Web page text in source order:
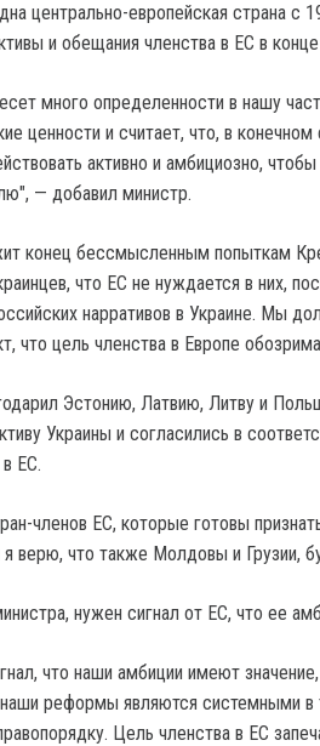
центрально-европейская страна с
и обещания членства в ЕС в
много определенности в нашу
ценности и считает, что, в
активно и амбициозно,
— добавил министр.
конец бессмысленным попыткам
что ЕС не нуждается в них,
нарративов в Украине. Мы
что цель членства в Европе
Эстонию, Латвию, Литву и
Украины и согласились в
ЕС.
членов ЕС, которые готовы
верю, что также Молдовы и Грузии,
нужен сигнал от ЕС, что ее
что наши амбиции имеют
наши реформы являются системными
Цель членства в ЕС